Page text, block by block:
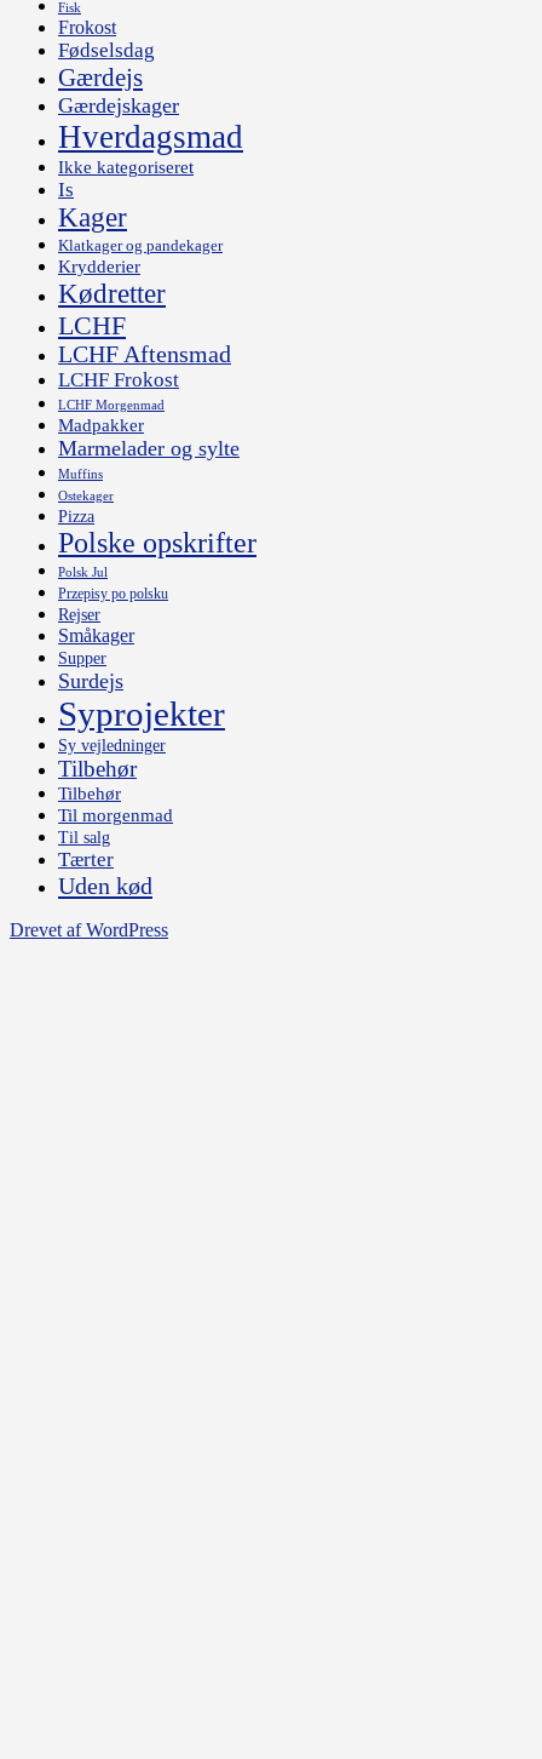
Fisk
Frokost
Fødselsdag
Gærdejs
Gærdejskager
Hverdagsmad
Ikke kategoriseret
Is
Kager
Klatkager og pandekager
Krydderier
Kødretter
LCHF
LCHF Aftensmad
LCHF Frokost
LCHF Morgenmad
Madpakker
Marmelader og sylte
Muffins
Ostekager
Pizza
Polske opskrifter
Polsk Jul
Przepisy po polsku
Rejser
Småkager
Supper
Surdejs
Syprojekter
Sy vejledninger
Tilbehør
Tilbehør
Til morgenmad
Til salg
Tærter
Uden kød
Drevet af WordPress